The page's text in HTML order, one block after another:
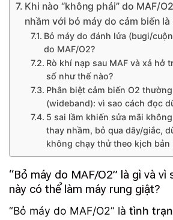
Khi nào “không phải” do MAF/
nhầm với bỏ máy do cảm biến là
Bỏ máy do đánh lửa (bugi/
do MAF/O2?
Rò khí nạp sau MAF và xả hở
số như thế nào?
Phân biệt cảm biến O2
(wideband): vì sao cách đọc
5 sai lầm khiến sửa mãi
thay nhầm, bỏ qua dây/giắc,
không chạy thử theo kịch bản
“Bỏ máy do MAF/O2” là gì và vì
này có thể làm máy rung giật?
“Bỏ máy do MAF/O2” là tình